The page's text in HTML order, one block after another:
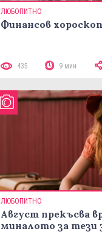
ЛЮБОПИТНО
Финансов
435 9 мин
ЛЮБОПИТНО
Август прекъсва
миналото за тези